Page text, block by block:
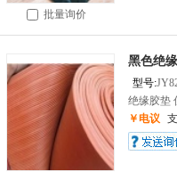
批量询价
黑色绝
型号:
绝缘胶垫
￥电议